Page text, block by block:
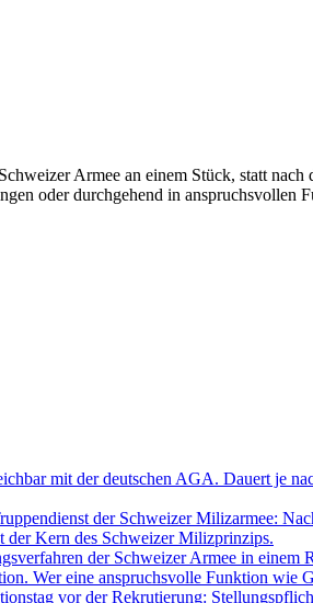
Armee an einem Stück, statt
oder durchgehend in anspruchsvollen
mit der deutschen AGA. Dauert je
der Schweizer Milizarmee:
der Kern des Schweizer Milizprinzips.
der Schweizer Armee in
Wer eine anspruchsvolle Funktion wie
vor der Rekrutierung: